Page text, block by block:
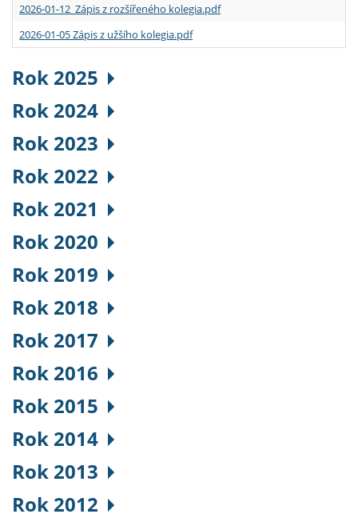
2026-01-12 Zápis z rozšířeného kolegia.pdf
2026-01-05 Zápis z užšího kolegia.pdf
Rok 2025
Rok 2024
Rok 2023
Rok 2022
Rok 2021
Rok 2020
Rok 2019
Rok 2018
Rok 2017
Rok 2016
Rok 2015
Rok 2014
Rok 2013
Rok 2012